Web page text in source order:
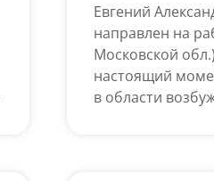
Евгений
направлен на
Московской
настоящий
в области